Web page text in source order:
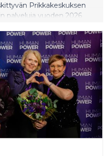
Prikkakeskuksen
palveluja vuoden 2026
ja työllisyyden